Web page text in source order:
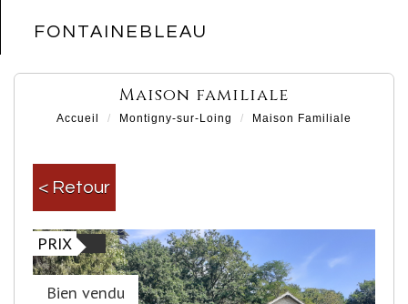
FONTAINEBLEAU
maison familiale
Accueil Montigny-sur-Loing Maison Familiale
< Retour
PRIX
Bien vendu